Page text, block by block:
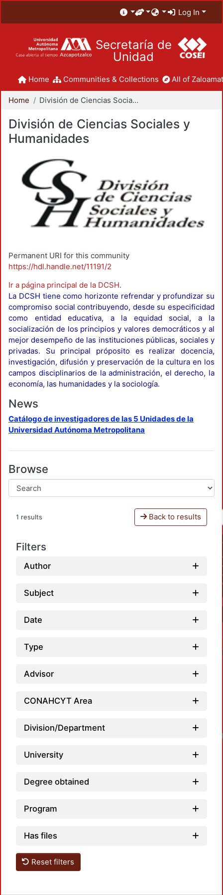
Log In
Secretaría de
Unidad
Home Communities & Collections All of
Home División de Ciencias Sociales y Humanidades
División de Ciencias Sociales y
Humanidades
Permanent URI for this community
https://hdl.handle.net/11191/2
Ir a página principal de la DCSH.
La DCSH tiene como horizonte refrendar y profundizar su
compromiso social contribuyendo, desde su especificidad
como entidad educativa, a la equidad social, a la
socialización de los principios y valores democráticos y al
mejor desempeño de las instituciones públicas, sociales y
privadas. Su principal próposito es realizar docencia,
investigación, difusión y preservación de la cultura en los
campos disciplinarios de la administración, el derecho, la
economía, las humanidades y la sociología.
News
Catálogo de investigadores de las 5 Unidades de la
Universidad Autónoma Metropolitana
Browse
1 results Back to results
Filters
Author
Subject
Date
Type
Advisor
CONAHCYT Area
Division/Department
University
Degree obtained
Program
Has files
Reset filters